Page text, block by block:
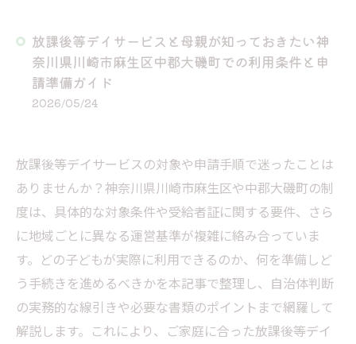
放課後等デイサービスと母親が知っておきたい神
奈川県川崎市麻生区中郡大磯町での利用条件と申
請準備ガイド
2026/05/24
放課後等デイサービスの対象や申請手順で迷ったことは
ありませんか？神奈川県川崎市麻生区や中郡大磯町の制
度は、具体的な対象条件や受給者証に関する要件、さら
に地域ごとに異なる運営基準が複雑に絡み合っていま
す。どの子どもが実際に利用できるのか、何を準備しど
う手続きを進めるべきかを本記事で整理し、自治体判断
の実務的な線引きや必要な書類のポイントまで網羅して
解説します。これにより、ご家庭に合った放課後等デイ